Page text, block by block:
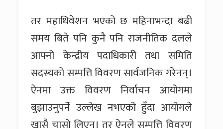
तर महाधिवेशन भएको छ महिनाभन्दा बढी
समय बिते पनि कुनै पनि राजनीतिक दलले
आफ्नो केन्द्रीय पदाधिकारी तथा समिति
सदस्यको सम्पत्ति विवरण सार्वजनिक गरेनन्।
ऐनमा उक्त विवरण निर्वाचन आयोगमा
बुझाउनुपर्ने उल्लेख नभएको हुँदा आयोगले
खासै चासो लिएन। तर ऐनले सम्पत्ति विवरण